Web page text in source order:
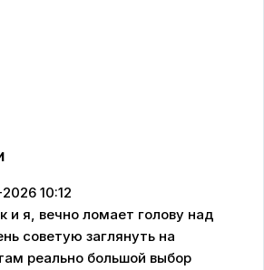
10:12
и я, вечно ломает голову над
советую заглянуть на
реально большой выбор